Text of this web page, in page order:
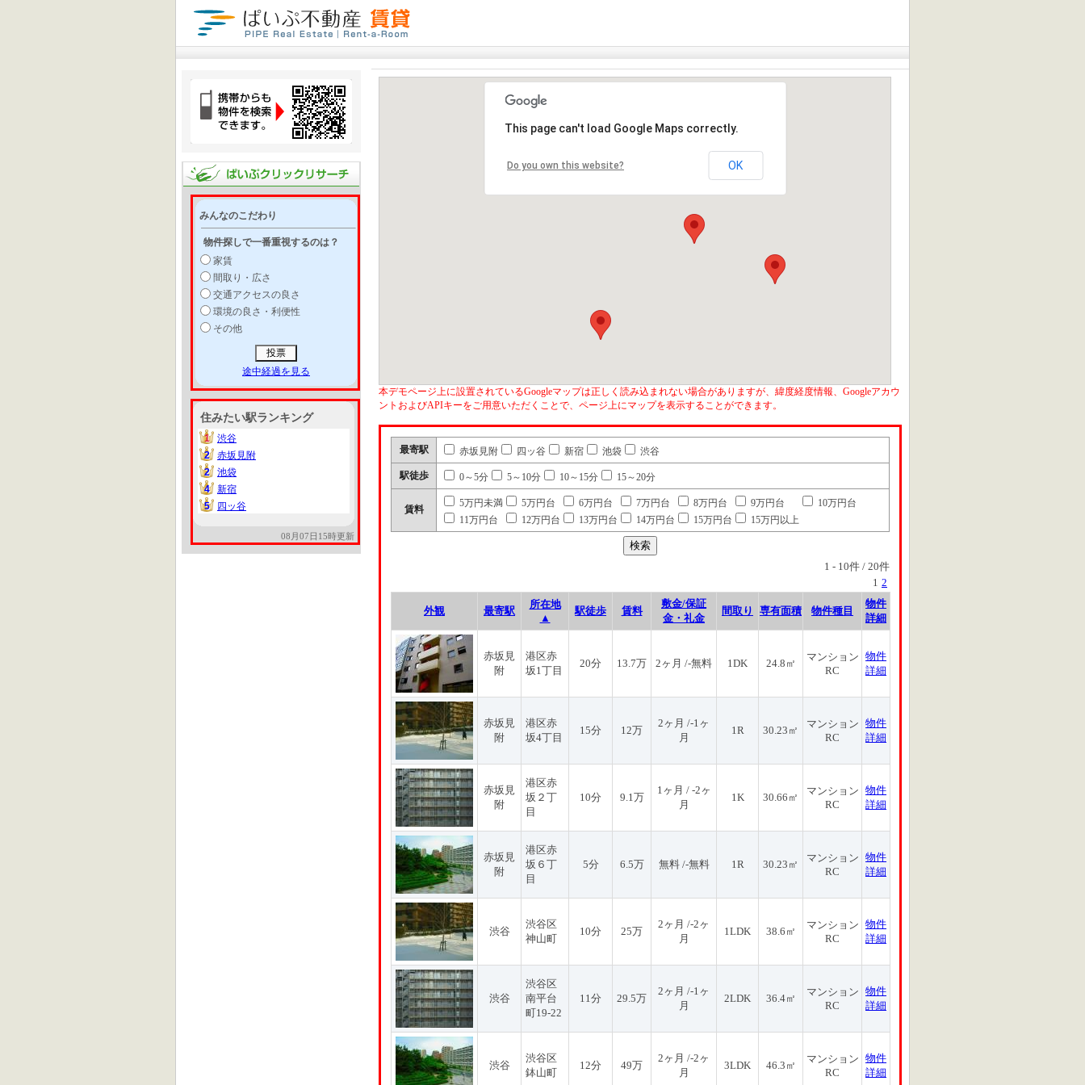
みんなのこだわり
物件探しで一番重視するのは？
家賃
間取り・広さ
交通アクセスの良さ
環境の良さ・利便性
その他
途中経過を見る
住みたい駅ランキング
1
1
渋谷
2
2
赤坂見附
2
2
池袋
4
4
新宿
5
5 四ッ谷
08月07日15時更新
This page can't load Google Maps correctly.
Do you own this website? OK
本デモページ上に設置されているGoogleマップは正しく読み込まれない場合がありますが、緯度経度情報、Googleアカウ
ントおよびAPIキーをご用意いただくことで、ページ上にマップを表示することができます。
最寄駅 赤坂見附 四ッ谷 新宿 池袋 渋谷
駅徒歩 0～5分 5～10分 10～15分 15～20分
賃料
5万円未満 5万円台 6万円台 7万円台 8万円台 9万円台
10万円台
11万円台
12万円台 13万円台 14万円台 15万円台 15万円以上
1 - 10件 / 20件
1 2
外観 最寄駅
所在地
▲
駅徒歩 賃料
敷金/保証
金・礼金
間取り 専有面積 物件種目
物件
詳細
赤坂見
附
港区赤
坂1丁目
20分 13.7万 2ヶ月 /-無料 1DK 24.8㎡
マンション
RC
物件
詳細
赤坂見
附
港区赤
坂4丁目
15分 12万
2ヶ月 /-1ヶ
月
1R 30.23㎡
マンション
RC
物件
詳細
赤坂見
附
港区赤
坂２丁
目
10分 9.1万
1ヶ月 / -2ヶ
月
1K 30.66㎡
マンション
RC
物件
詳細
赤坂見
附
港区赤
坂６丁
目
5分 6.5万 無料 /-無料 1R 30.23㎡
マンション
RC
物件
詳細
渋谷
渋谷区
神山町
10分 25万
2ヶ月 /-2ヶ
月
1LDK 38.6㎡
マンション
RC
物件
詳細
渋谷
渋谷区
南平台
町19-22
11分 29.5万
2ヶ月 /-1ヶ
月
2LDK 36.4㎡
マンション
RC
物件
詳細
渋谷
渋谷区
鉢山町
12分 49万
2ヶ月 /-2ヶ
月
3LDK 46.3㎡
マンション
RC
物件
詳細